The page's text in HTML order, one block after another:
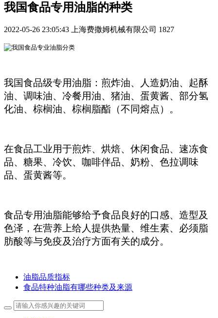
我国食品专用油脂的种类
2022-05-26 23:05:43 上海费撒姆机械有限公司 1827
我国食品级专用油脂：煎炸油、人造奶油、起酥
油、调味油、冷餐用油、猪油、蛋黄酱、部分氢
化油、棕榈油、棕榈脂酯（不同熔点）。
在食品工业用于煎炸、烘焙、休闲食品、速冻食
品、糖果、冷饮、咖啡伴品、奶粉、色拉调味
品、蛋黄酱等。
食品专用油脂能够给予食品良好的口感、造型及
色泽，在营养上给人提供热量、维生素、必须脂
肪酸等与免疫及治疗方面有关的成分。
油脂品质指标
食品特种油脂有哪些种类及来源